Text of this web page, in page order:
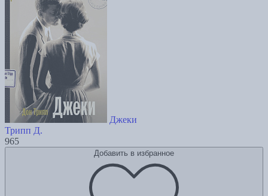
Джеки
Трипп Д.
965
Добавить в избранное